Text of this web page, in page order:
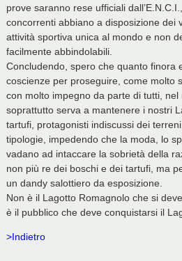
prove saranno rese ufficiali
concorrenti abbiano a disposizione dei
attività sportiva unica al mondo e non
facilmente abbindolabili.
Concludendo, spero che quanto finora
coscienze per proseguire, come molto
con molto impegno da parte di tutti,
soprattutto serva a mantenere i nostri
tartufi, protagonisti indiscussi dei
tipologie, impedendo che la moda, lo
vadano ad intaccare la sobrietà della
non più re dei boschi e dei tartufi, ma
un dandy salottiero da esposizione.
Non è il Lagotto Romagnolo che si
è il pubblico che deve conquistarsi il
>Indietro